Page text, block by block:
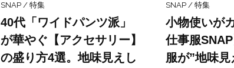
SNAP / 特集
40代「ワイドパンツ派」
が華やぐ【アクセサリー】
の盛り方4選。地味見えし
SNAP / 特集
小物使いが
仕事服
服が”地味